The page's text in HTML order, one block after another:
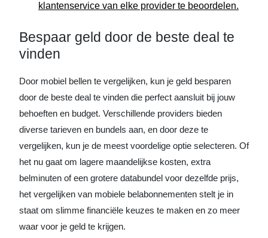
klantenservice van elke provider te beoordelen.
Bespaar geld door de beste deal te
vinden
Door mobiel bellen te vergelijken, kun je geld besparen
door de beste deal te vinden die perfect aansluit bij jouw
behoeften en budget. Verschillende providers bieden
diverse tarieven en bundels aan, en door deze te
vergelijken, kun je de meest voordelige optie selecteren. Of
het nu gaat om lagere maandelijkse kosten, extra
belminuten of een grotere databundel voor dezelfde prijs,
het vergelijken van mobiele belabonnementen stelt je in
staat om slimme financiële keuzes te maken en zo meer
waar voor je geld te krijgen.